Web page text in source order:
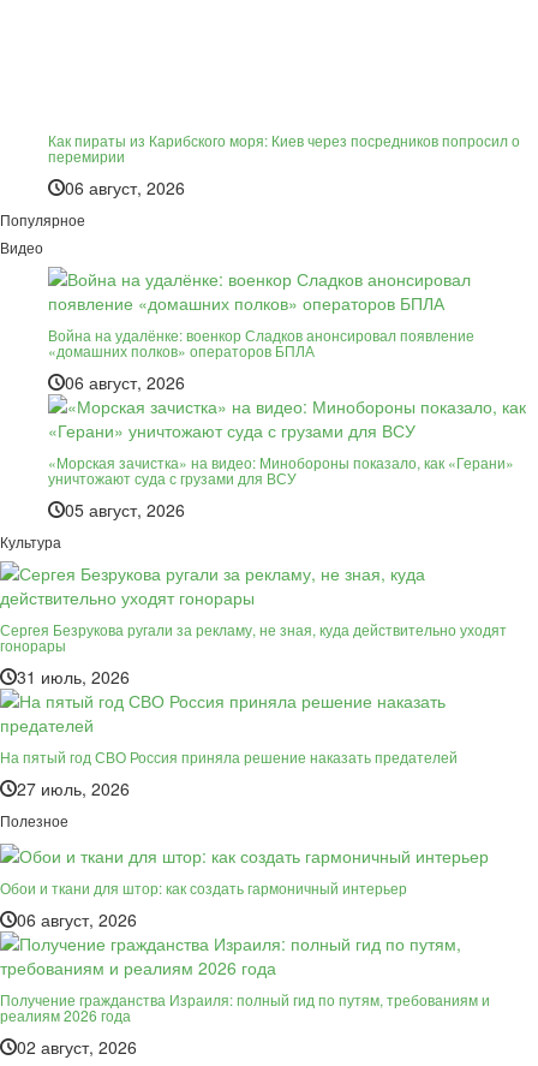
Как пираты из Карибского моря: Киев через посредников попросил о
перемирии
06 август, 2026
Популярное
Видео
Война на удалёнке: военкор Сладков анонсировал появление
«домашних полков» операторов БПЛА
06 август, 2026
«Морская зачистка» на видео: Минобороны показало, как «Герани»
уничтожают суда с грузами для ВСУ
05 август, 2026
Культура
Сергея Безрукова ругали за рекламу, не зная, куда действительно уходят
гонорары
31 июль, 2026
На пятый год СВО Россия приняла решение наказать предателей
27 июль, 2026
Полезное
Обои и ткани для штор: как создать гармоничный интерьер
06 август, 2026
Получение гражданства Израиля: полный гид по путям, требованиям и
реалиям 2026 года
02 август, 2026